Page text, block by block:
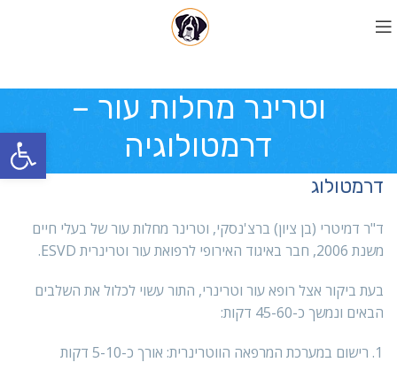
פתח
וטרינר מחלות עור –
דרמטולוגיה
דרמטולוג
ד"ר דמיטרי (בן ציון) ברצ'נסקי, וטרינר מחלות עור של בעלי חיים
משנת 2006, חבר באיגוד האירופי לרפואת עור וטרינרית ESVD.
בעת ביקור אצל רופא עור וטרינרי, התור עשוי לכלול את השלבים
הבאים ונמשך כ-45-60 דקות:
רישום במערכת המרפאה הווטרינרית: אורך כ-5-10 דקות